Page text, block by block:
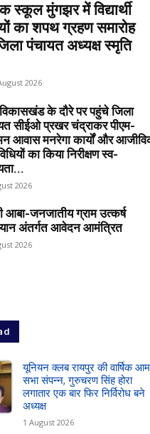
स्कूल मुंगझर में विद्यार्थी
का शपथ ग्रहण समारोह
पंचायत अध्यक्ष स्मृति
2026
के दौरे पर पहुंचे जिला
सीईओ प्रखर चंद्राकर पीएम-
आवास मनरेगा कार्यों और
का किया निरीक्षण स्व-
2026
आबा-जनजातीय ग्राम उत्कर्ष
अंतर्गत आवेदन आमंत्रित
2026
यूनियन क्लब रायपुर की वार्षिक आम
सभा संपन्न, गुरुचरण सिंह होरा
लगातार एक बार फिर निर्विरोध बने
अध्यक्ष
1 August 2026